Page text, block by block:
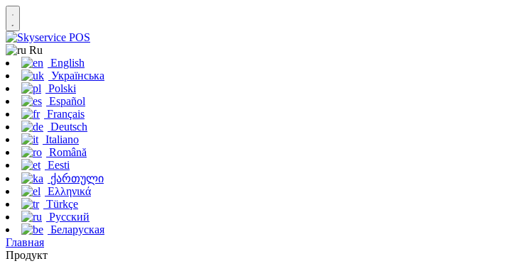
Ru
English
Українська
Polski
Español
Français
Deutsch
Italiano
Română
Eesti
ქართული
Ελληνικά
Türkçe
Русский
Беларуская
Главная
Продукт